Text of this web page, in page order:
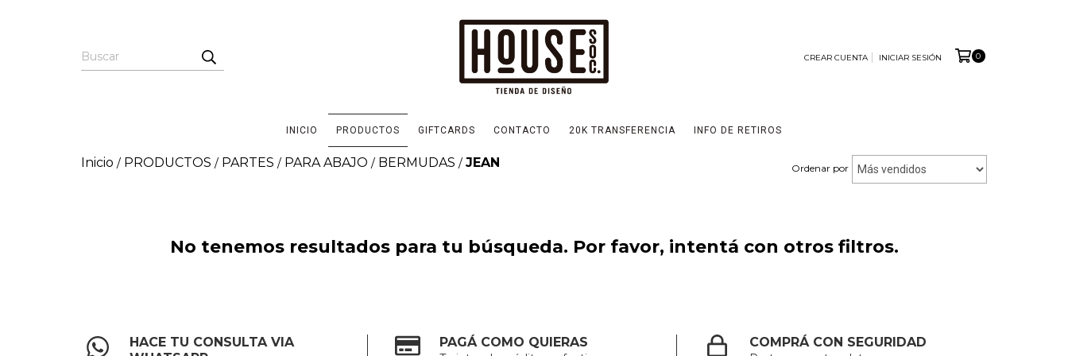
CREAR CUENTA INICIAR SESIÓN 0
INICIO PRODUCTOS GIFTCARDS CONTACTO 20K TRANSFERENCIA INFO DE RETIROS
Inicio / PRODUCTOS / PARTES / PARA ABAJO / BERMUDAS / JEAN Ordenar por
No tenemos resultados para tu búsqueda. Por favor, intentá con otros filtros.
HACE TU CONSULTA VIA
PAGÁ COMO QUIERAS COMPRÁ CON SEGURIDAD